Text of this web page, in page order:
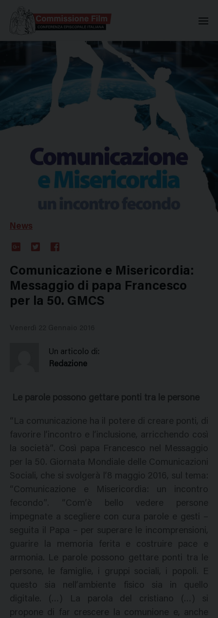
News
Plus
Comunicazione e Misericordia:
Messaggio di papa Francesco
per la 50. GMCS
Un articolo di:
Redazione
Le parole possono gettare ponti tra le persone
“La comunicazione ha il potere di creare ponti, di
favorire l’incontro e l’inclusione, arricchendo così
la società”. Così papa Francesco nel Messaggio
per la 50. Giornata Mondiale delle Comunicazioni
Sociali, che si svolgerà l’8 maggio 2016, sul tema:
“Comunicazione e Misericordia: un incontro
fecondo”. “Com’è bello vedere persone
impegnate a scegliere con cura parole e gesti –
seguita il Papa – per superare le incomprensioni,
guarire la memoria ferita e costruire pace e
armonia. Le parole possono gettare ponti tra le
persone, le famiglie, i gruppi sociali, i popoli. E
questo sia nell’ambiente fisico sia in quello
digitale. (…) La parola del cristiano (…) si
propone di far crescere la comunione e, anche